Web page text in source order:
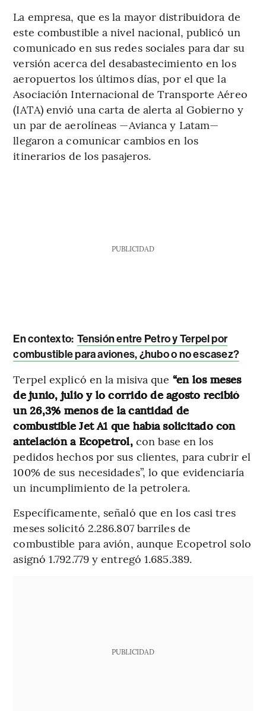
La empresa, que es la mayor distribuidora de
este combustible a nivel nacional, publicó un
comunicado en sus redes sociales para dar su
versión acerca del desabastecimiento en los
aeropuertos los últimos días, por el que la
Asociación Internacional de Transporte Aéreo
(IATA) envió una carta de alerta al Gobierno y
un par de aerolíneas —Avianca y Latam—
llegaron a comunicar cambios en los
itinerarios de los pasajeros.
PUBLICIDAD
En contexto: Tensión entre Petro y Terpel por
combustible para aviones, ¿hubo o no escasez?
Terpel explicó en la misiva que “en los meses
de junio, julio y lo corrido de agosto recibió
un 26,3% menos de la cantidad de
combustible Jet A1 que había solicitado con
antelación a Ecopetrol,con base en los
pedidos hechos por sus clientes, para cubrir el
100% de sus necesidades”, lo que evidenciaría
un incumplimiento de la petrolera.
Específicamente, señaló que en los casi tres
meses solicitó 2.286.807 barriles de
combustible para avión, aunque Ecopetrol solo
asignó 1.792.779 y entregó 1.685.389.
PUBLICIDAD